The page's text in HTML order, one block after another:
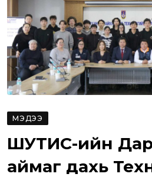
МЭДЭЭ
ШУТИС-ийн
аймаг дахь